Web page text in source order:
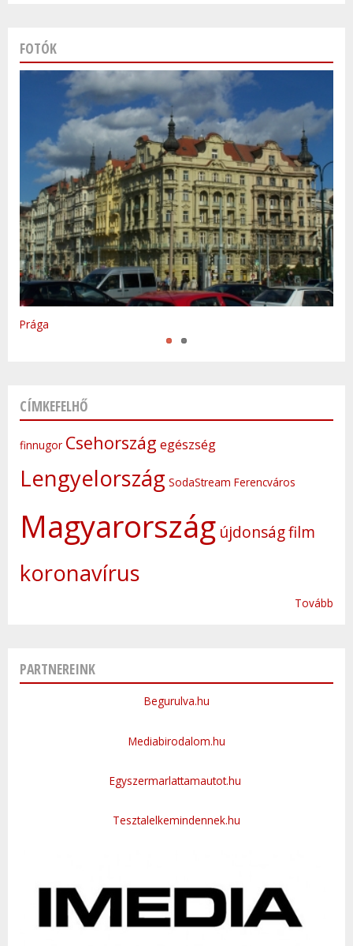
FOTÓK
Prága
Varsó
CÍMKEFELHŐ
finnugor Csehország egészség
Lengyelország SodaStream Ferencváros
Magyarország újdonságfilm
koronavírus
Tovább
PARTNEREINK
Begurulva.hu
Mediabirodalom.hu
Egyszermarlattamautot.hu
Tesztalelkemindennek.hu